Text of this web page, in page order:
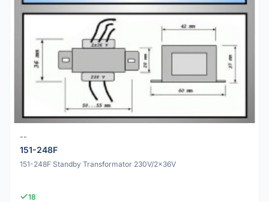
--
151-248F
151-248F Standby Transformator 230V/2x36V
18